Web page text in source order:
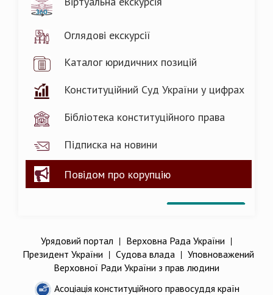
Оглядові екскурсії
Каталог юридичних позицій
Конституційний Суд України у цифрах
Бібліотека конституційного права
Підписка на новини
Повідом про корупцію
Урядовий портал | Верховна Рада України |
Президент України | Судова влада| Уповноважений
Верховної Ради України з прав людини
Асоціація конституційного правосуддя країн